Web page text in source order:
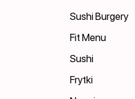
Sushi Burgery
Fit Menu
Sushi
Frytki